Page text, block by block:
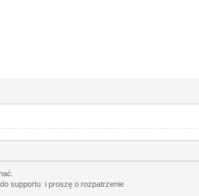
supportu i proszę o rozpatrzenie